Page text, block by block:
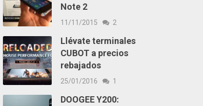
Note 2
11/11/2015 2
Llévate terminales
CUBOT a precios
rebajados
25/01/2016 1
DOOGEE Y200: